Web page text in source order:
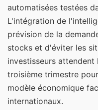
automatisées testées
L'intégration de
prévision de la
stocks et d'éviter les
investisseurs
troisième trimestre
modèle économique
internationaux.